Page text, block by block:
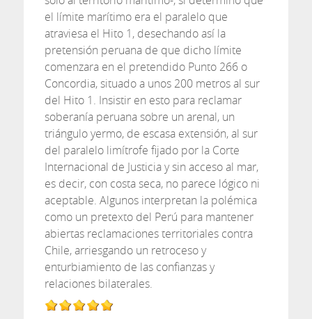
el límite marítimo era el paralelo que
atraviesa el Hito 1, desechando así la
pretensión peruana de que dicho límite
comenzara en el pretendido Punto 266 o
Concordia, situado a unos 200 metros al sur
del Hito 1. Insistir en esto para reclamar
soberanía peruana sobre un arenal, un
triángulo yermo, de escasa extensión, al sur
del paralelo limítrofe fijado por la Corte
Internacional de Justicia y sin acceso al mar,
es decir, con costa seca, no parece lógico ni
aceptable. Algunos interpretan la polémica
como un pretexto del Perú para mantener
abiertas reclamaciones territoriales contra
Chile, arriesgando un retroceso y
enturbiamiento de las confianzas y
relaciones bilaterales.